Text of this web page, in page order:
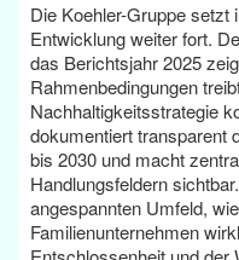
Die Koehler-Gruppe setzt
Entwicklung weiter fort.
das Berichtsjahr 2025
Rahmenbedingungen
Nachhaltigkeitsstrategie
dokumentiert transparent
bis 2030 und macht
Handlungsfeldern
angespannten Umfeld,
Familienunternehmen